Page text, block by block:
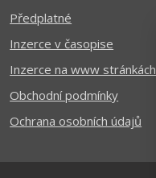
Předplatné
Inzerce v časopise
Inzerce na www stránkách
Obchodní podmínky
Ochrana osobních údajů